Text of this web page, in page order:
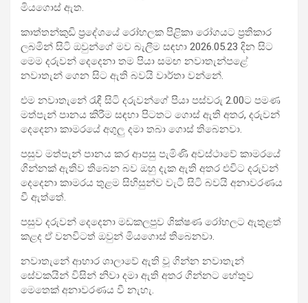
මියගොස් ඇත.
කාත්තන්කුඩි ප්‍රදේශයේ රෝහලක පිළිකා රෝගයට ප්‍රතිකාර
ලබමින් සිටි ඔවුන්ගේ මව බැලීම සඳහා 2026.05.23 දින සිට
මෙම දරුවන් දෙදෙනා තම පියා සමඟ නවාතැන්පළේ
නවාතැන් ගෙන සිට ඇති බවයි වාර්තා වන්නේ.
එම නවාතැනේ රැඳී සිටි දරුවන්ගේ පියා පස්වරු 2.00ට පමණ
මත්පැන් පානය කිරීම සඳහා පිටතට ගොස් ඇති අතර, දරුවන්
දෙදෙනා කාමරයේ අගුලු දමා තබා ගොස් තිබෙනවා.
පසුව මත්පැන් පානය කර ආපසු පැමිණි අවස්ථාවේ කාමරයේ
ගින්නක් ඇතිව තිබෙන බව ඔහු දැක ඇති අතර එවිට දරුවන්
දෙදෙනා කාමරය තුළම සිහිසුන්ව වැටී සිටි බවයි අනාවරණය
වී ඇත්තේ.
පසුව දරුවන් දෙදෙනා මඩකලපුව ශික්ෂණ රෝහලට ඇතුළත්
කළද ඒ වනවිටත් ඔවුන් මියගොස් තිබෙනවා.
නවාතැනේ ආහාර ශාලාවේ ඇති වූ ගින්න නවාතැන්
සේවකයින් විසින් නිවා දමා ඇති අතර ගින්නට හේතුව
මෙතෙක් අනාවරණය වී නැහැ.